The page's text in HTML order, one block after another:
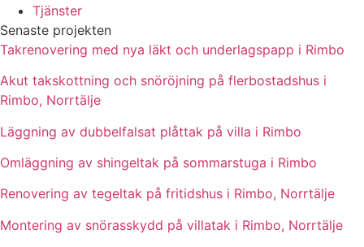
Tjänster
Senaste projekten
Takrenovering med nya läkt och underlagspapp i Rimbo
Akut takskottning och snöröjning på flerbostadshus i
Rimbo, Norrtälje
Läggning av dubbelfalsat plåttak på villa i Rimbo
Omläggning av shingeltak på sommarstuga i Rimbo
Renovering av tegeltak på fritidshus i Rimbo, Norrtälje
Montering av snörasskydd på villatak i Rimbo, Norrtälje